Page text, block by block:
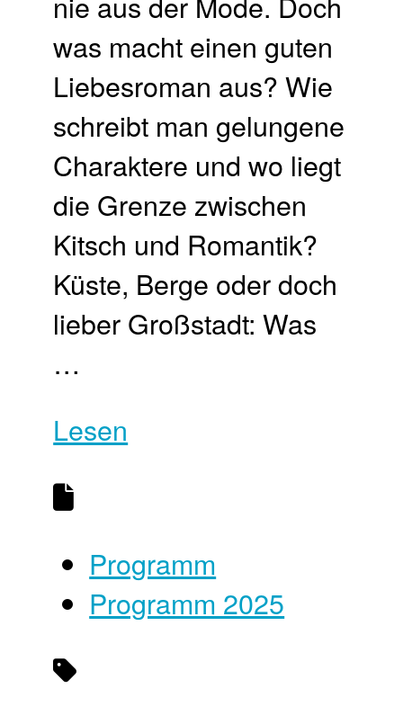
was macht einen guten
Liebesroman aus? Wie
schreibt man gelungene
Charaktere und wo liegt
die Grenze zwischen
Kitsch und Romantik?
Küste, Berge oder doch
lieber Großstadt: Was
…
Lesen
Programm
Programm 2025